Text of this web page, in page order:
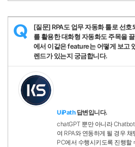
Q
[질문] RPA도 업무 자동화 툴로 선
를 활용한 대화형 자동화도 주목을
에서 이같은 feature는 어떻게 보고
렌드가 있는지 궁금합니다.
UiPath답변입니다.
chatGPT 뿐만 아니라
여 RPA와 연동하게 될 경우
PC에서 수행시키도록 진행할